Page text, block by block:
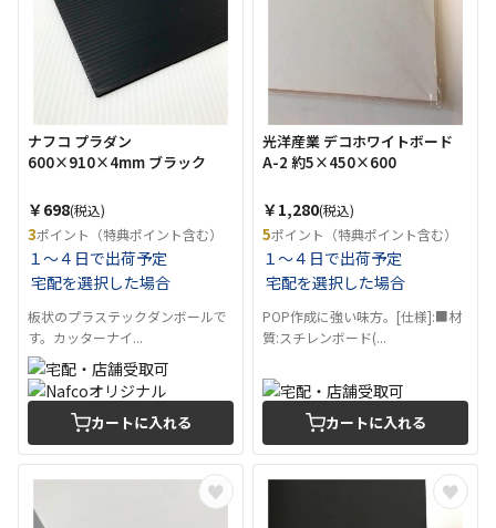
ナフコ プラダン
600×910×4mm ブラック
￥698(税込)
3ポイント（特典ポイント含む）
１～４日で出荷予定
宅配を選択した場合
板状のプラステックダンボールで
す。カッターナイ...
カートに入れる
光洋産業 デコホワイトボード
A-2 約5×450×600
￥1,280(税込)
5ポイント（特典ポイント含む）
１～４日で出荷予定
宅配を選択した場合
POP作成に強い味方。[仕様]:■材
質:スチレンボード(...
カートに入れる